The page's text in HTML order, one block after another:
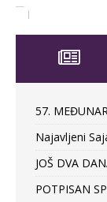
57.
Najavljeni
JOŠ DVA
POTPISAN